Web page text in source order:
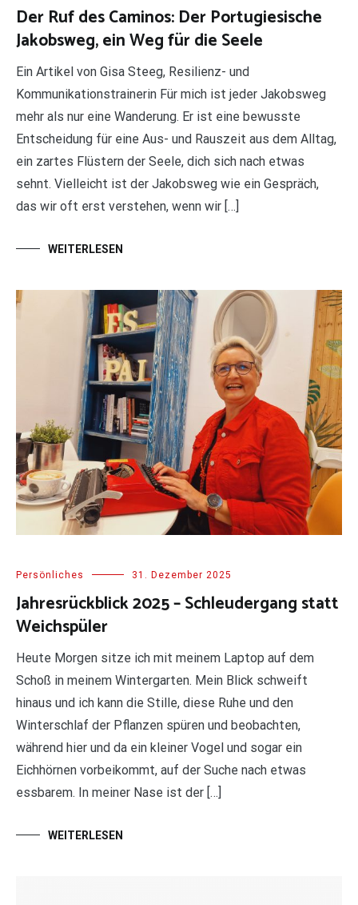
Der Ruf des Caminos: Der Portugiesische
Jakobsweg, ein Weg für die Seele
Ein Artikel von Gisa Steeg, Resilienz- und
Kommunikationstrainerin Für mich ist jeder Jakobsweg
mehr als nur eine Wanderung. Er ist eine bewusste
Entscheidung für eine Aus- und Rauszeit aus dem Alltag,
ein zartes Flüstern der Seele, dich sich nach etwas
sehnt. Vielleicht ist der Jakobsweg wie ein Gespräch,
das wir oft erst verstehen, wenn wir […]
WEITERLESEN
Persönliches 31. Dezember 2025
Jahresrückblick 2025 – Schleudergang statt
Weichspüler
Heute Morgen sitze ich mit meinem Laptop auf dem
Schoß in meinem Wintergarten. Mein Blick schweift
hinaus und ich kann die Stille, diese Ruhe und den
Winterschlaf der Pflanzen spüren und beobachten,
während hier und da ein kleiner Vogel und sogar ein
Eichhörnen vorbeikommt, auf der Suche nach etwas
essbarem. In meiner Nase ist der […]
WEITERLESEN